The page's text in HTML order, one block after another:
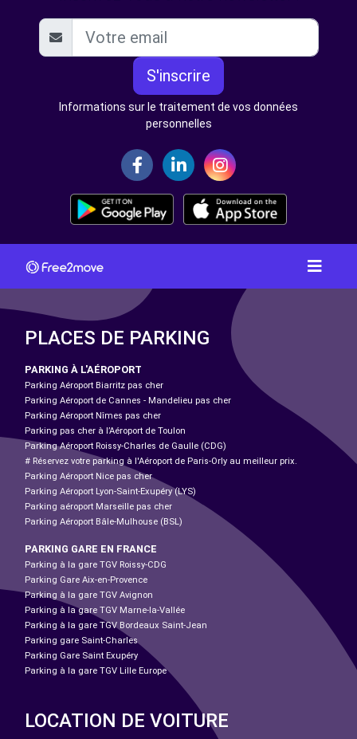
S'inscrire
Informations sur le traitement de vos données
personnelles
PLACES DE PARKING
PARKING À L'AÉROPORT
Parking Aéroport Biarritz pas cher
Parking Aéroport de Cannes - Mandelieu pas cher
Parking Aéroport Nîmes pas cher
Parking pas cher à l’Aéroport de Toulon
Parking Aéroport Roissy-Charles de Gaulle (CDG)
# Réservez votre parking à l'Aéroport de Paris-Orly au meilleur prix.
Parking Aéroport Nice pas cher
Parking Aéroport Lyon-Saint-Exupéry (LYS)
Parking aéroport Marseille pas cher
Parking Aéroport Bâle-Mulhouse (BSL)
PARKING GARE EN FRANCE
Parking à la gare TGV Roissy-CDG
Parking Gare Aix-en-Provence
Parking à la gare TGV Avignon
Parking à la gare TGV Marne-la-Vallée
Parking à la gare TGV Bordeaux Saint-Jean
Parking gare Saint-Charles
Parking Gare Saint Exupéry
Parking à la gare TGV Lille Europe
LOCATION DE VOITURE